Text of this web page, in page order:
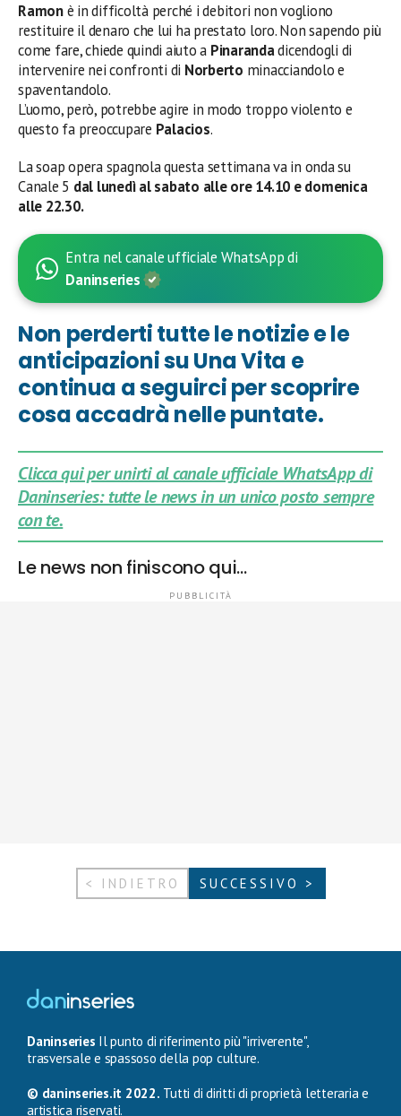
Ramonè in difficoltà perché i debitori non vogliono
restituire il denaro che lui ha prestato loro. Non sapendo più
come fare, chiede quindi aiuto a Pinarandadicendogli di
intervenire nei confronti di Norberto minacciandolo e
spaventandolo.
L’uomo, però, potrebbe agire in modo troppo violento e
questo fa preoccupare Palacios.
La soap opera spagnola questa settimana va in onda su
Canale 5 dal lunedì al sabato alle ore 14.10 e domenica
alle 22.30.
Entra nel canale ufficiale WhatsApp di
Daninseries
Non perderti tutte le notizie e le
anticipazioni su Una Vita e
continua a seguirci per scoprire
cosa accadrà nelle puntate.
Clicca qui per unirti al canale ufficiale WhatsApp di
Daninseries: tutte le news in un unico posto sempre
con te.
Le news non finiscono qui…
< INDIETRO SUCCESSIVO >
Daninseries Il punto di riferimento più "irriverente",
trasversale e spassoso della pop culture.
© daninseries.it 2022. Tutti di diritti di proprietà letteraria e
artistica riservati.